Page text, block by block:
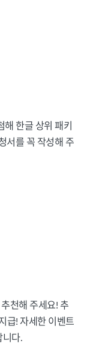
해 한글 상위 패키
서를 꼭 작성해 주
천해 주세요! 추
급! 자세한 이벤트
니다.